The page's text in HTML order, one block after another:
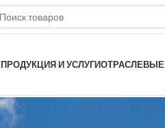
ПРОДУКЦИЯ И УСЛУГИ